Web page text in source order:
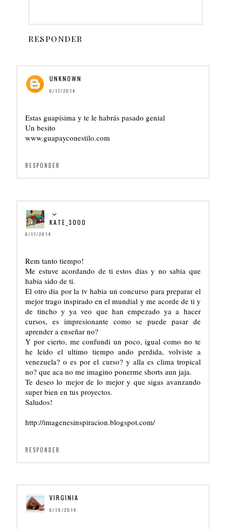
RESPONDER
UNKNOWN
6/17/2014
Estas guapísima y te le habrás pasado genial
Un besito
www.guapayconestilo.com
RESPONDER
KATE_3000
6/17/2014
Rem tanto tiempo!
Me estuve acordando de ti estos dias y no sabia que
habia sido de ti.
El otro dia por la tv habia un concurso para preparar el
mejor trago inspirado en el mundial y me acorde de ti y
de tincho y ya veo que han empezado ya a hacer
cursos, es impresionante como se puede pasar de
aprender a enseñar no?
Y por cierto, me confundi un poco, igual como no te
he leido el ultimo tiempo ando perdida, volviste a
venezuela? o es por el curso? y alla es clima tropical
no? que aca no me imagino ponerme shorts aun jaja.
Te deseo lo mejor de lo mejor y que sigas avanzando
super bien en tus proyectos.
Saludos!
http://imagenesinspiracion.blogspot.com/
RESPONDER
VIRGINIA
6/19/2014